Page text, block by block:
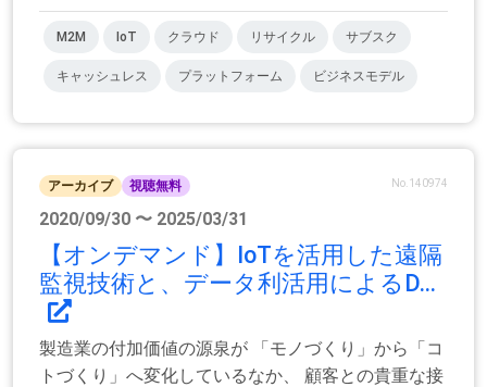
M2M IoT クラウド リサイクル サブスク
キャッシュレス プラットフォーム ビジネスモデル
アーカイブ 視聴無料 No.140974
2020/09/30 〜 2025/03/31
【オンデマンド】IoTを活用した遠隔
監視技術と、データ利活用によるD...
製造業の付加価値の源泉が 「モノづくり」から「コ
トづくり」へ変化しているなか、 顧客との貴重な接